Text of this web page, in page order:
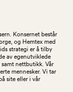
Konsernet består
og Hemtex med
strategi er å tilby
av egenutviklede
nettbutikk. Vår
mennesker. Vi tar
site eller i vår